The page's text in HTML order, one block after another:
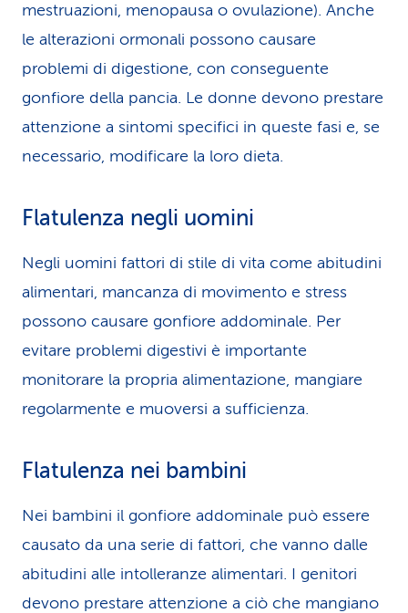
mestruazioni, menopausa o ovulazione). Anche
le alterazioni ormonali possono causare
problemi di digestione, con conseguente
gonfiore della pancia. Le donne devono prestare
attenzione a sintomi specifici in queste fasi e, se
necessario, modificare la loro dieta.
Flatulenza negli uomini
Negli uomini fattori di stile di vita come abitudini
alimentari, mancanza di movimento e stress
possono causare gonfiore addominale. Per
evitare problemi digestivi è importante
monitorare la propria alimentazione, mangiare
regolarmente e muoversi a sufficienza.
Flatulenza nei bambini
Nei bambini il gonfiore addominale può essere
causato da una serie di fattori, che vanno dalle
abitudini alle intolleranze alimentari. I genitori
devono prestare attenzione a ciò che mangiano